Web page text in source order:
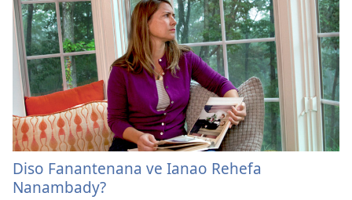
Diso Fanantenana ve Ianao Rehefa
Nanambady?